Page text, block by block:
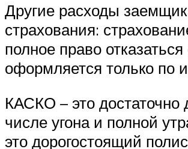
Другие расходы
страхования:
полное право
оформляется только по
КАСКО – это достаточно
числе угона и полной
это дорогостоящий